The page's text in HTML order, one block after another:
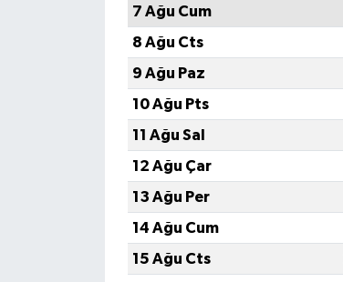
7 Ağu Cum
8 Ağu Cts
9 Ağu Paz
10 Ağu Pts
11 Ağu Sal
12 Ağu Çar
13 Ağu Per
14 Ağu Cum
15 Ağu Cts